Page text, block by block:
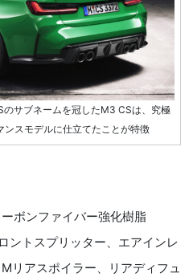
サブネームを冠したM3 CSは、究極
スモデルに仕立てたことが特徴
ボンファイバー強化樹脂
ントスプリッター、エアインレ
リアスポイラー、リアディフュ